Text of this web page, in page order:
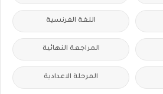
اللغة الفرنسية
المراجعة النهائية
المرحلة الاعدادية